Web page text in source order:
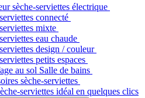
sèche-serviettes électrique
connecté
mixte
eau chaude
design / couleur
petits espaces
au sol Salle de bains
sèche-serviettes
serviettes idéal en quelques clics